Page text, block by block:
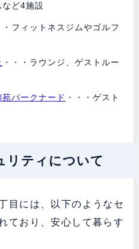
ど4施設
・フィットネスジムやゴルフ
・・・ラウンジ、ゲストルー
パークナード ・・・ゲスト
リティについて
目には、以下のようなセ
ており、安心して暮らす